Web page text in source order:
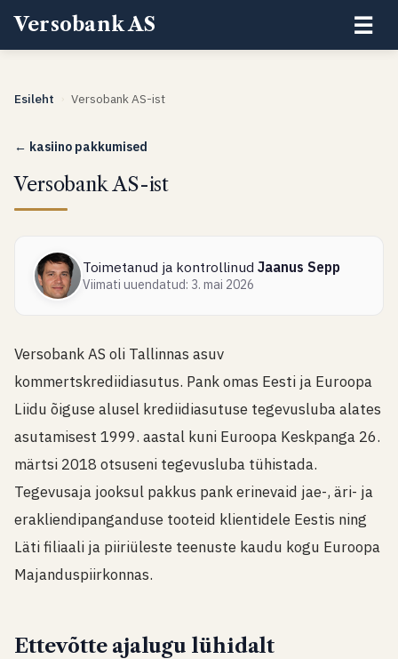
Versobank AS ☰
Esileht › Versobank AS-ist
← kasiino pakkumised
Versobank AS-ist
Toimetanud ja kontrollinud Jaanus Sepp
Viimati uuendatud: 3. mai 2026
Versobank AS oli Tallinnas asuv
kommertskrediidiasutus. Pank omas Eesti ja Euroopa
Liidu õiguse alusel krediidiasutuse tegevusluba alates
asutamisest 1999. aastal kuni Euroopa Keskpanga 26.
märtsi 2018 otsuseni tegevusluba tühistada.
Tegevusaja jooksul pakkus pank erinevaid jae-, äri- ja
erakliendipanganduse tooteid klientidele Eestis ning
Läti filiaali ja piiriüleste teenuste kaudu kogu Euroopa
Majanduspiirkonnas.
Ettevõtte ajalugu lühidalt